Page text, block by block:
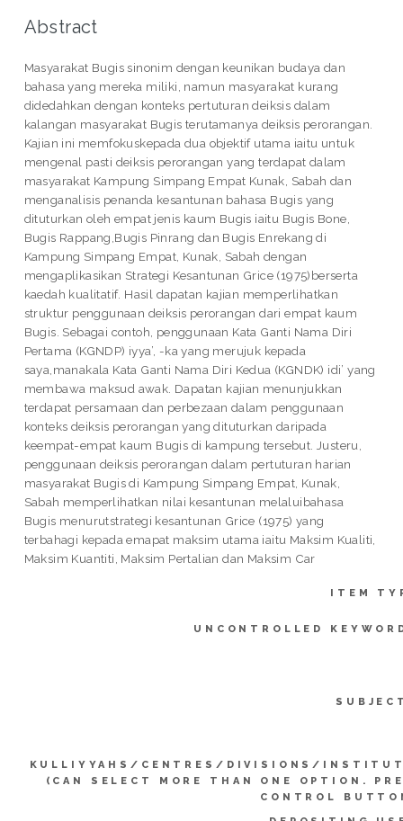
Abstract
Masyarakat Bugis sinonim dengan keunikan budaya dan
bahasa yang mereka miliki, namun masyarakat kurang
didedahkan dengan konteks pertuturan deiksis dalam
kalangan masyarakat Bugis terutamanya deiksis perorangan.
Kajian ini memfokuskepada dua objektif utama iaitu untuk
mengenal pasti deiksis perorangan yang terdapat dalam
masyarakat Kampung Simpang Empat Kunak, Sabah dan
menganalisis penanda kesantunan bahasa Bugis yang
dituturkan oleh empat jenis kaum Bugis iaitu Bugis Bone,
Bugis Rappang,Bugis Pinrang dan Bugis Enrekang di
Kampung Simpang Empat, Kunak, Sabah dengan
mengaplikasikan Strategi Kesantunan Grice (1975)berserta
kaedah kualitatif. Hasil dapatan kajian memperlihatkan
struktur penggunaan deiksis perorangan dari empat kaum
Bugis. Sebagai contoh, penggunaan Kata Ganti Nama Diri
Pertama (KGNDP) iyya’, -ka yang merujuk kepada
saya,manakala Kata Ganti Nama Diri Kedua (KGNDK) idi’ yang
membawa maksud awak. Dapatan kajian menunjukkan
terdapat persamaan dan perbezaan dalam penggunaan
konteks deiksis perorangan yang dituturkan daripada
keempat-empat kaum Bugis di kampung tersebut. Justeru,
penggunaan deiksis perorangan dalam pertuturan harian
masyarakat Bugis di Kampung Simpang Empat, Kunak,
Sabah memperlihatkan nilai kesantunan melaluibahasa
Bugis menurutstrategi kesantunan Grice (1975) yang
terbahagi kepada emapat maksim utama iaitu Maksim Kualiti,
Maksim Kuantiti, Maksim Pertalian dan Maksim Car
ITEM
UNCONTROLLED
KULLIYYAHS/CENTRES/DIVISIONS/
(CAN SELECT MORE THAN ONE OPTION.
CONTROL